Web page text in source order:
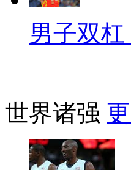
男子双
世界诸强